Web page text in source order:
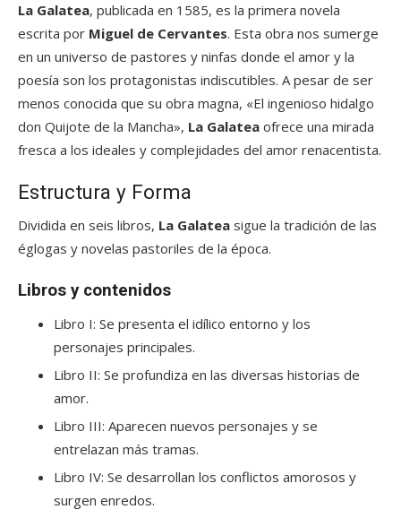
La Galatea, publicada en 1585, es la primera novela
escrita por Miguel de Cervantes. Esta obra nos sumerge
en un universo de pastores y ninfas donde el amor y la
poesía son los protagonistas indiscutibles. A pesar de ser
menos conocida que su obra magna, «El ingenioso hidalgo
don Quijote de la Mancha», La Galatea ofrece una mirada
fresca a los ideales y complejidades del amor renacentista.
Estructura y Forma
Dividida en seis libros, La Galatea sigue la tradición de las
églogas y novelas pastoriles de la época.
Libros y contenidos
Libro I: Se presenta el idílico entorno y los
personajes principales.
Libro II: Se profundiza en las diversas historias de
amor.
Libro III: Aparecen nuevos personajes y se
entrelazan más tramas.
Libro IV: Se desarrollan los conflictos amorosos y
surgen enredos.